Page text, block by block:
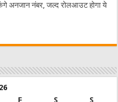
अनजान नंबर, जल्द रोलआउट होगा ये
F S S